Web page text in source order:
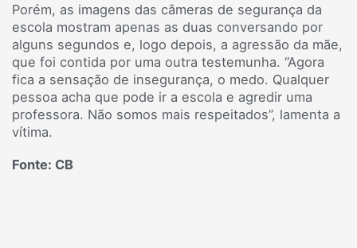
Porém, as imagens das câmeras de segurança da
escola mostram apenas as duas conversando por
alguns segundos e, logo depois, a agressão da mãe,
que foi contida por uma outra testemunha. “Agora
fica a sensação de insegurança, o medo. Qualquer
pessoa acha que pode ir a escola e agredir uma
professora. Não somos mais respeitados”, lamenta a
vítima.
Fonte: CB